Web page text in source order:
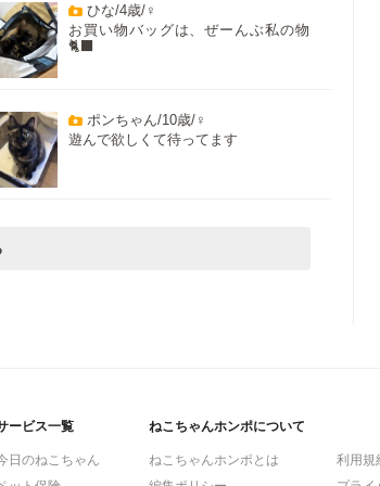
ひな/4歳/♀
お買い物バッグは、ぜーんぶ私の物
🐈‍⬛
ポンちゃん/10歳/♀
遊んで欲しくて待ってます
ービス一覧
日のねこちゃん
ねこちゃんホンポについて
ねこちゃんホンポとは
利用規